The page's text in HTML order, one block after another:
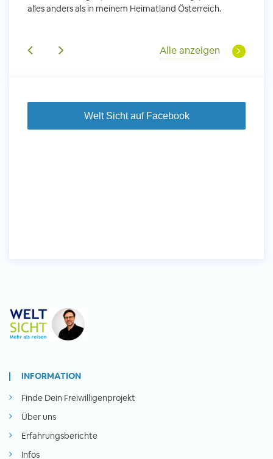
alles anders als in meinem Heimatland Österreich.
Alle anzeigen
Welt Sicht auf Facebook
INFORMATION
Finde Dein Freiwilligenprojekt
Über uns
Erfahrungsberichte
Infos